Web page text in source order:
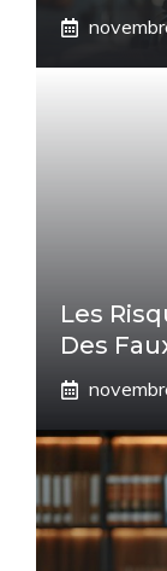
Les
Des